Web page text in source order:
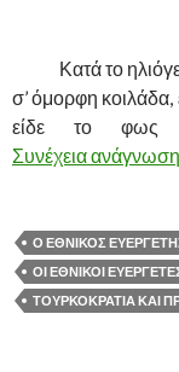
Κατά το
σ’ όμορφη κοιλάδα,
είδε το φως
Συνέχεια
Ο ΕΘΝΙΚΟΣ
ΟΙ ΕΘΝΙΚΟΙ
ΤΟΥΡΚΟΚΡΑΤΙΑ ΚΑΙ